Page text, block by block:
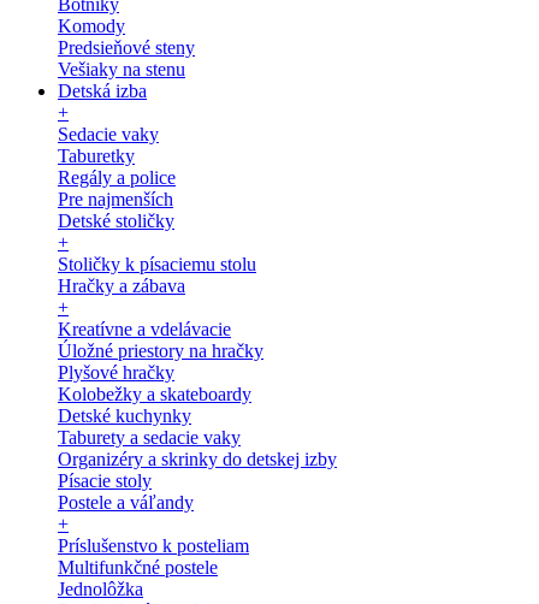
Botníky
Komody
Predsieňové steny
Vešiaky na stenu
Detská izba
+
Sedacie vaky
Taburetky
Regály a police
Pre najmenších
Detské stoličky
+
Stoličky k písaciemu stolu
Hračky a zábava
+
Kreatívne a vdelávacie
Úložné priestory na hračky
Plyšové hračky
Kolobežky a skateboardy
Detské kuchynky
Taburety a sedacie vaky
Organizéry a skrinky do detskej izby
Písacie stoly
Postele a váľandy
+
Príslušenstvo k posteliam
Multifunkčné postele
Jednolôžka